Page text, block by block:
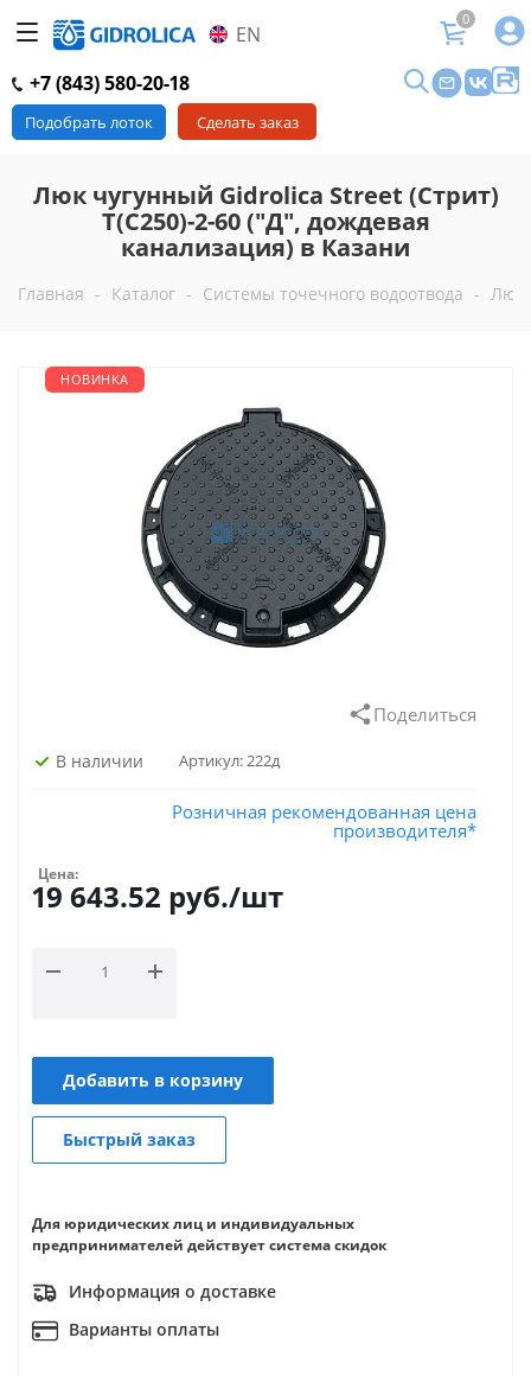
EN
0
+7 (843) 580-20-18
Подобрать лоток Сделать заказ
Люк чугунный Gidrolica Street (Стрит)
Т(C250)-2-60 ("Д", дождевая
канализация) в Казани
Главная - Каталог - Системы точечного водоотвода -
НОВИНКА
Поделиться
В наличии Артикул:222д
Розничная рекомендованная цена
производителя*
Цена:
19 643.52 руб./шт
Добавить в корзину
Быстрый заказ
Для юридических лиц и индивидуальных
предпринимателей действует система скидок
Информация о доставке
Варианты оплаты